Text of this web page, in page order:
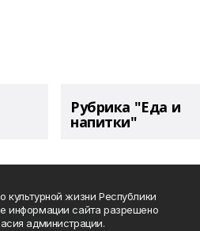
Рубрика "Еда и
напитки"
жизни Республики
информации сайта разрешено
администрации.